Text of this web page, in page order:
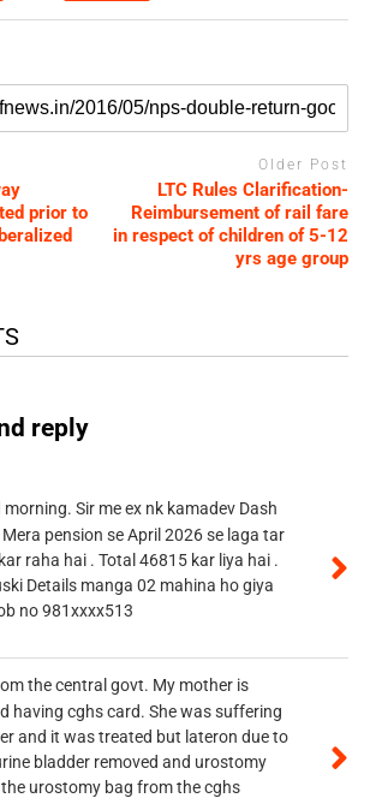
prior to
Older Post
LTC Rules Clarification-
Reimbursement of rail fare
in respect of children of 5-12
yrs age group
reply
morning. Sir me ex nk kamadev Dash
pension se April 2026 se laga tar
raha hai . Total 46815 kar liya hai .
Details manga 02 mahina ho giya
no 981xxxx513
the central govt. My mother is
having cghs card. She was suffering
and it was treated but lateron due to
bladder removed and urostomy
urostomy bag from the cghs